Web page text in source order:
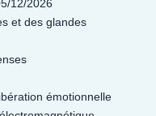
12/2026
et des glandes
émotionnelle